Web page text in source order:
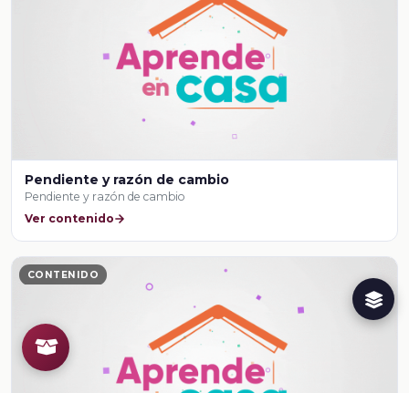
Pendiente y razón de cambio
Pendiente y razón de cambio
Ver contenido
CONTENIDO